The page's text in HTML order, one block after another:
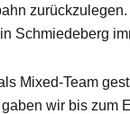
Schmiedeberg
Mixed-Team
wir bis zum